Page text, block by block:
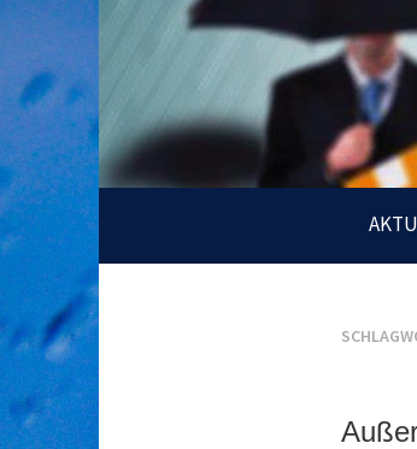
Springe
CDH legal
Wir gehen für Sie ins Risiko – Ihr Recht